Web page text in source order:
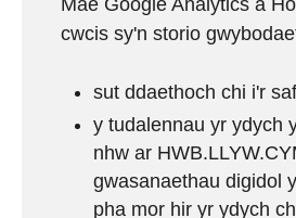
cwcis sy'n storio
sut ddaethoch chi i'r
y tudalennau yr ydych
nhw ar
gwasanaethau digidol
pha mor hir yr ydych